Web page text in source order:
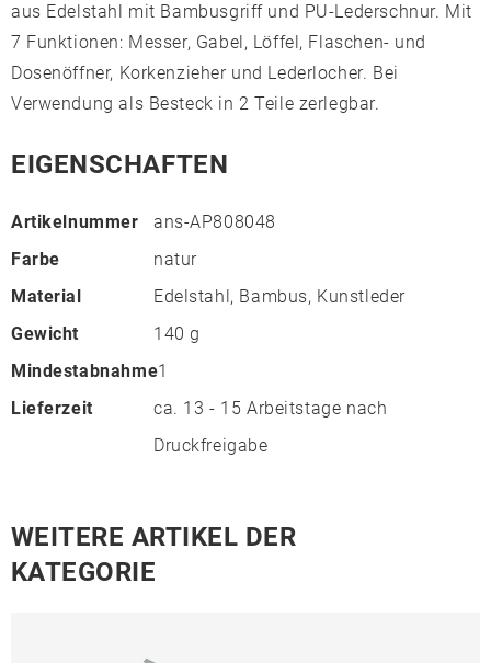
aus Edelstahl mit Bambusgriff und PU-Lederschnur. Mit
7 Funktionen: Messer, Gabel, Löffel, Flaschen- und
Dosenöffner, Korkenzieher und Lederlocher. Bei
Verwendung als Besteck in 2 Teile zerlegbar.
EIGENSCHAFTEN
Artikelnummer
ans-AP808048
Farbe
natur
Material
Edelstahl, Bambus, Kunstleder
Gewicht
140 g
Mindestabnahme1
Lieferzeit
ca. 13 - 15 Arbeitstage nach
Druckfreigabe
WEITERE ARTIKEL DER
KATEGORIE